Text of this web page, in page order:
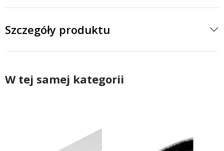
Szczegóły produktu
W tej samej kategorii